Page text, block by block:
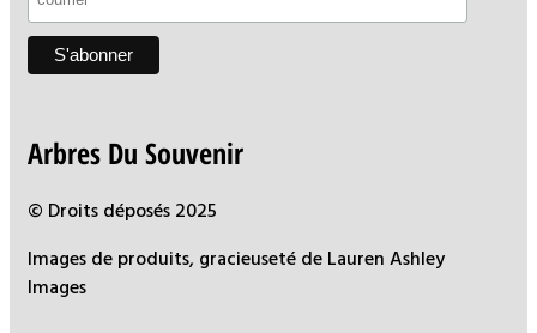
Arbres Du Souvenir
© Droits déposés 2025
Images de produits, gracieuseté de Lauren Ashley
Images